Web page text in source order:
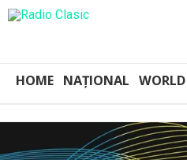
HOME NAȚIONAL WORLD